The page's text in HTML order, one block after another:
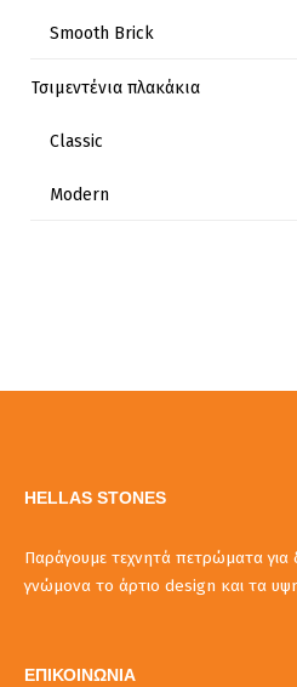
Smooth Brick
Τσιμεντένια πλακάκια
Classic
Modern
HELLAS STONES
Παράγουμε τεχνητά πετρώματα για
γνώμονα το άρτιο design και τα
ΕΠΙΚΟΙΝΩΝΙΑ